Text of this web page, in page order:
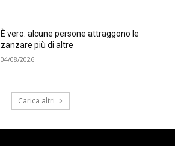
È vero: alcune persone attraggono le
zanzare più di altre
04/08/2026
Carica altri